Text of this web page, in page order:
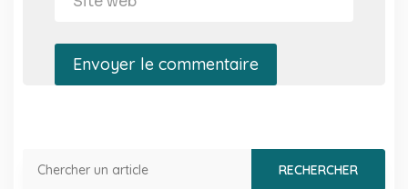
Envoyer le commentaire